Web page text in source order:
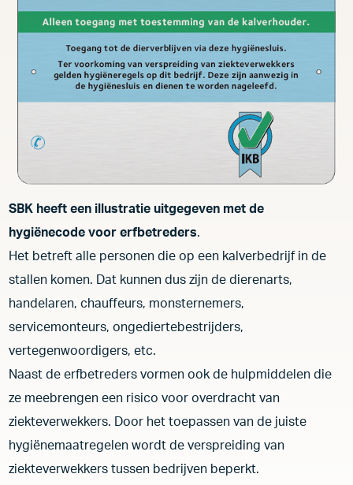
Disclaimer
Cookieverklaring
SBK heeft een illustratie uitgegeven met de
hygiënecode voor erfbetreders.
Het betreft alle personen die op een kalverbedrijf in de
stallen komen. Dat kunnen dus zijn de dierenarts,
handelaren, chauffeurs, monsternemers,
servicemonteurs, ongediertebestrijders,
vertegenwoordigers, etc.
Naast de erfbetreders vormen ook de hulpmiddelen die
ze meebrengen een risico voor overdracht van
ziekteverwekkers. Door het toepassen van de juiste
hygiënemaatregelen wordt de verspreiding van
ziekteverwekkers tussen bedrijven beperkt.